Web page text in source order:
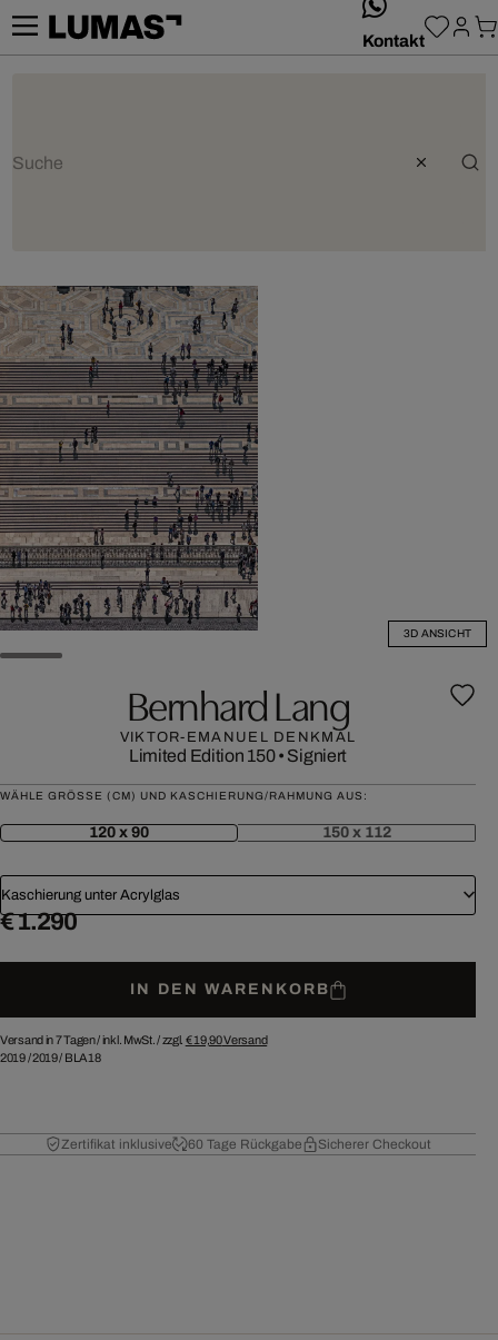
Kontakt
3D ANSICHT
Bernhard Lang
VIKTOR-EMANUEL DENKMAL
Limited Edition 150• Signiert
WÄHLE GRÖSSE (CM) UND KASCHIERUNG/RAHMUNG AUS:
120 x 90 150 x 112
Kaschierung unter Acrylglas
€ 1.290
IN DEN WARENKORB
Versand in 7 Tagen /inkl. MwSt. / zzgl. € 19,90Versand
2019/2019/ BLA18
Zertifikat inklusive 60 Tage Rückgabe Sicherer Checkout